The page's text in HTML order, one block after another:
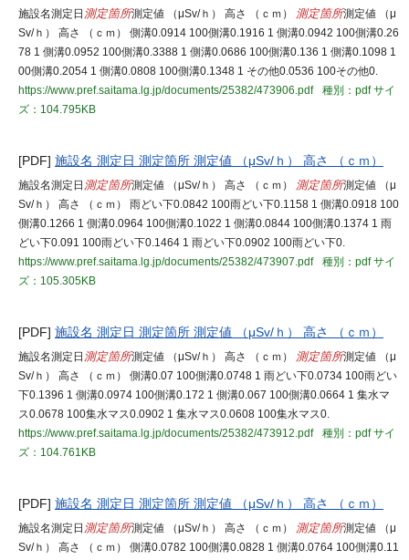
施設名測定日 測定箇所測定値 （μSv/ｈ） 高さ （ｃｍ） 測定箇所測定値 （μ
Sv/ｈ） 高さ （ｃｍ） 側溝0.0914 100側溝0.1916 1 側溝0.0942 100側溝0.26
78 1 側溝0.0952 100側溝0.3388 1 側溝0.0686 100側溝0.136 1 側溝0.1098 1
00側溝0.2054 1 側溝0.0808 100側溝0.1348 1 その他0.0536 100その他0.
https://www.pref.saitama.lg.jp/documents/25382/473906.pdf
種別：pdfサイ
ズ：104.795KB
[PDF] 施設名 測定日 測定箇所 測定値 （μSv/ｈ） 高さ （ｃｍ）
施設名測定日 測定箇所測定値 （μSv/ｈ） 高さ （ｃｍ） 測定箇所測定値 （μ
Sv/ｈ） 高さ （ｃｍ） 雨どい下0.0842 100雨どい下0.1158 1 側溝0.0918 100
側溝0.1266 1 側溝0.0964 100側溝0.1022 1 側溝0.0844 100側溝0.1374 1 雨
どい下0.091 100雨どい下0.1464 1 雨どい下0.0902 100雨どい下0.
https://www.pref.saitama.lg.jp/documents/25382/473907.pdf
種別：pdfサイ
ズ：105.305KB
[PDF] 施設名 測定日 測定箇所 測定値 （μSv/ｈ） 高さ （ｃｍ）
施設名測定日 測定箇所測定値 （μSv/ｈ） 高さ （ｃｍ） 測定箇所測定値 （μ
Sv/ｈ） 高さ （ｃｍ） 側溝0.07 100側溝0.0748 1 雨どい下0.0734 100雨どい
下0.1396 1 側溝0.0974 100側溝0.172 1 側溝0.067 100側溝0.0664 1 集水マ
ス0.0678 100集水マス0.0902 1 集水マス0.0608 100集水マス0.
https://www.pref.saitama.lg.jp/documents/25382/473912.pdf
種別：pdfサイ
ズ：104.761KB
[PDF] 施設名 測定日 測定箇所 測定値 （μSv/ｈ） 高さ （ｃｍ）
施設名測定日 測定箇所測定値 （μSv/ｈ） 高さ （ｃｍ） 測定箇所測定値 （μ
Sv/ｈ） 高さ （ｃｍ） 側溝0.0782 100側溝0.0828 1 側溝0.0764 100側溝0.11